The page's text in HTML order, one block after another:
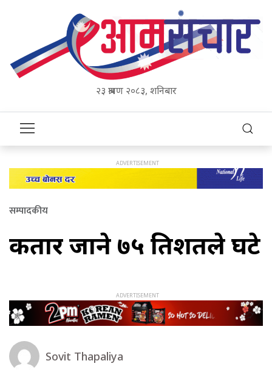
२३ श्रावण २०८३, शनिबार
सम्पादकीय
कतार जाने ७५ प्रतिशतले घटे
Sovit Thapaliya